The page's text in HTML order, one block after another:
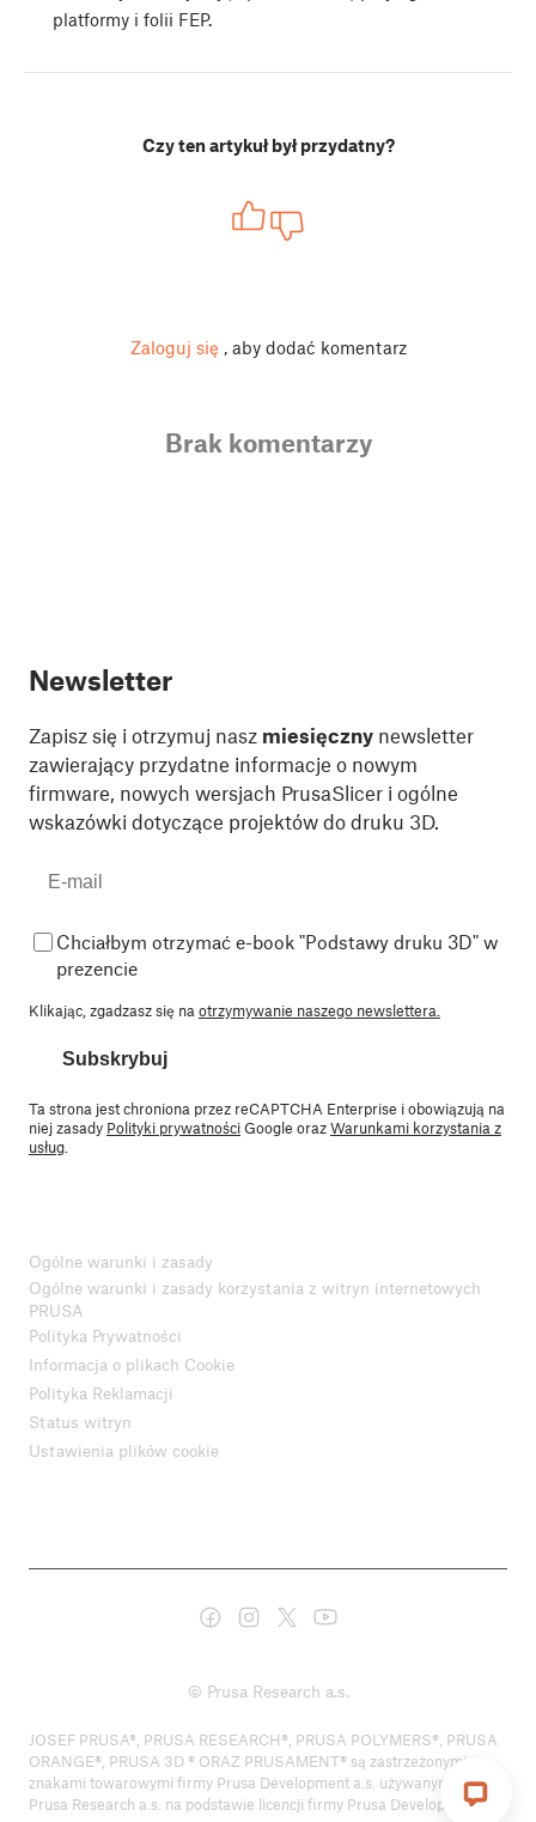
platformy i folii FEP.
Czy ten artykuł był przydatny?
Zaloguj się , aby dodać komentarz
Brak komentarzy
Newsletter
Zapisz się i otrzymuj nasz miesięczny newsletter
zawierający przydatne informacje o nowym
firmware, nowych wersjach PrusaSlicer i ogólne
wskazówki dotyczące projektów do druku 3D.
Chciałbym otrzymać e-book "Podstawy druku 3D" w
prezencie
Klikając, zgadzasz się na otrzymywanie naszego newslettera.
Subskrybuj
Ta strona jest chroniona przez reCAPTCHA Enterprise i obowiązują na
niej zasady Polityki prywatnościGoogle orazWarunkami korzystania z
usług
Ogólne warunki i zasady
Ogólne warunki i zasady korzystania z witryn internetowych
PRUSA
Polityka Prywatności
Informacja o plikach Cookie
Polityka Reklamacji
Status witryn
Ustawienia plików cookie
© Prusa Research a.s.
JOSEF PRUSA®, PRUSA RESEARCH®, PRUSA POLYMERS®, PRUSA
ORANGE®, PRUSA 3D ® ORAZ PRUSAMENT® są zastrzeżonymi
znakami towarowymi firmy Prusa Development a.s. używanymi przez
Prusa Research a.s. na podstawie licencji firmy Prusa Development a.s.